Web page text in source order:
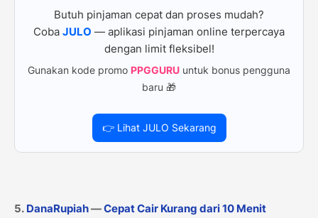
Butuh pinjaman cepat dan proses mudah?
Coba JULO — aplikasi pinjaman online terpercaya
dengan limit fleksibel!
Gunakan kode promo PPGGURU untuk bonus pengguna
baru 🎁
👉 Lihat JULO Sekarang
5. DanaRupiah—Cepat Cair Kurang dari 10 Menit